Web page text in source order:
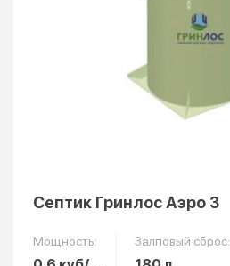
Септик Гринлос Аэро 3
Мощность: Залповый сброс: